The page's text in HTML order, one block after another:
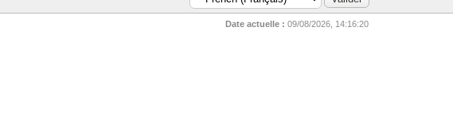
Date actuelle : 09/08/2026, 14:16:20